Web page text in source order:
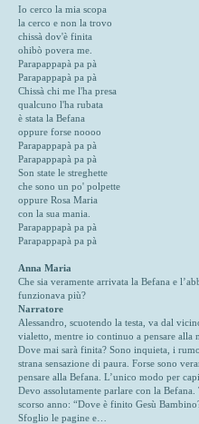
Io cerco la mia scopa
la cerco e non la trovo
chissà dov'è finita
ohibò povera me.
Parapappapà pa pà
Parapappapà pa pà
Chissà chi me l'ha presa
qualcuno l'ha rubata
è stata la Befana
oppure forse noooo
Parapappapà pa pà
Parapappapà pa pà
Son state le streghette
che sono un po' polpette
oppure Rosa Maria
con la sua mania.
Parapappapà pa pà
Parapappapà pa pà
Anna Maria
Che sia veramente arrivata la Befana e
funzionava più?
Narratore
Alessandro, scuotendo la testa, va dal
vialetto, mentre io continuo a pensare alla
Dove mai sarà finita? Sono inquieta, i
strana sensazione di paura. Forse sono
pensare alla Befana. L’unico modo per
Devo assolutamente parlare con la
scorso anno: “Dove è finito Gesù
Sfoglio le pagine e…